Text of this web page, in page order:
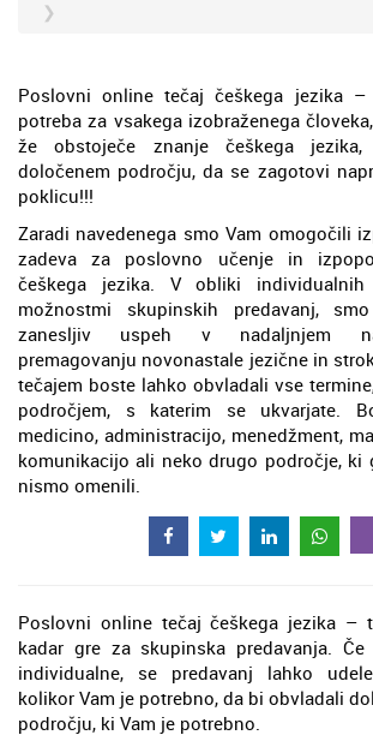
Poslovni online tečaj češkega jezika
potreba za vsakega izobraženega
že obstoječe znanje češkega
določenem področju, da se zagotovi
poklicu!!!
Zaradi navedenega smo Vam omogočili
zadeva za poslovno učenje in
češkega jezika. V obliki
možnostmi skupinskih predavanj,
zanesljiv uspeh v nadaljnjem
premagovanju novonastale jezične in
tečajem boste lahko obvladali vse
področjem, s katerim se ukvarjate.
medicino, administracijo, menedžment,
komunikacijo ali neko drugo področje, ki
nismo omenili.
Poslovni online tečaj češkega jezika –
kadar gre za skupinska predavanja.
individualne, se predavanj lahko
kolikor Vam je potrebno, da bi obvladali
področju, ki Vam je potrebno.